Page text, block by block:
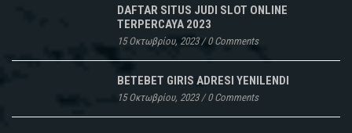
DAFTAR SITUS JUDI SLOT ONLINE
TERPERCAYA 2023
15 Οκτωβρίου, 2023/0 Comments
BETEBET GIRIS ADRESI YENILENDI
15 Οκτωβρίου, 2023/0 Comments